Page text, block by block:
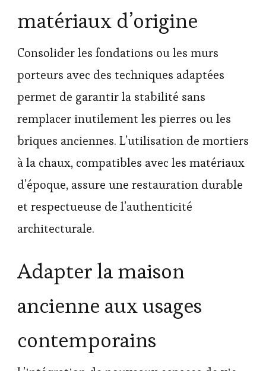
matériaux d’origine
Consolider les fondations ou les murs
porteurs avec des techniques adaptées
permet de garantir la stabilité sans
remplacer inutilement les pierres ou les
briques anciennes. L’utilisation de mortiers
à la chaux, compatibles avec les matériaux
d’époque, assure une restauration durable
et respectueuse de l’authenticité
architecturale.
Adapter la maison
ancienne aux usages
contemporains